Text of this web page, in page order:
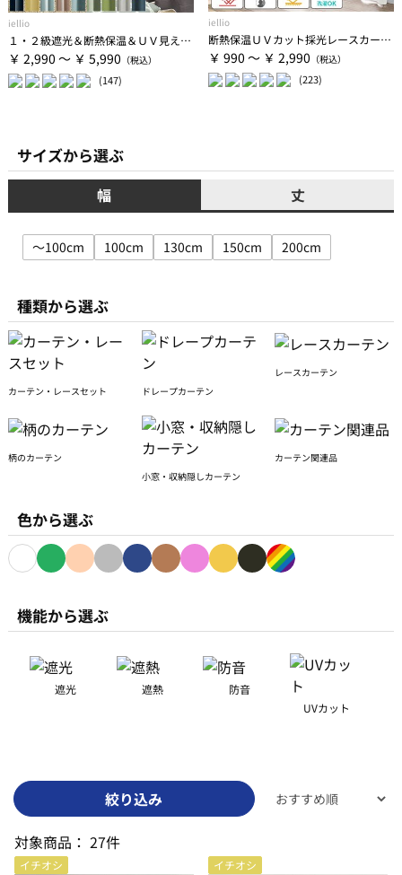
iellio
１・２級遮光＆断熱保温＆ＵＶ見えにくいレース付カーテンセット＜４枚組・遮光１級・洗える・無地＞
￥ 2,990 ～ ￥ 5,990
(147)
iellio
断熱保温ＵＶカット採光レースカーテン２枚組＜夜も見えにくい・透けにくい・省エネ節電＞
￥ 990 ～ ￥ 2,990
(223)
サイズから選ぶ
幅 丈
～100cm 100cm 130cm 150cm 200cm
種類から選ぶ
カーテン・レースセット ドレープカーテン
レースカーテン
柄のカーテン
小窓・収納隠しカーテン
カーテン関連品
色から選ぶ
機能から選ぶ
遮光 遮熱
防音
UVカット
絞り込み
対象商品： 27件
イチオシ イチオシ